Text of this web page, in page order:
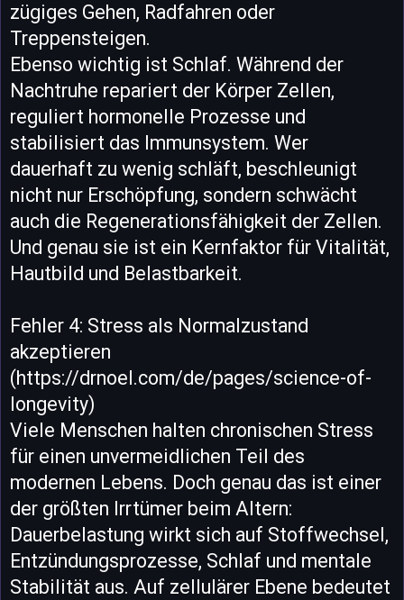
zügiges Gehen, Radfahren oder
Treppensteigen.
Ebenso wichtig ist Schlaf. Während der
Nachtruhe repariert der Körper Zellen,
reguliert hormonelle Prozesse und
stabilisiert das Immunsystem. Wer
dauerhaft zu wenig schläft, beschleunigt
nicht nur Erschöpfung, sondern schwächt
auch die Regenerationsfähigkeit der Zellen.
Und genau sie ist ein Kernfaktor für Vitalität,
Hautbild und Belastbarkeit.
Fehler 4: Stress als Normalzustand
akzeptieren
(https://drnoel.com/de/pages/science-of-
longevity)
Viele Menschen halten chronischen Stress
für einen unvermeidlichen Teil des
modernen Lebens. Doch genau das ist einer
der größten Irrtümer beim Altern:
Dauerbelastung wirkt sich auf Stoffwechsel,
Entzündungsprozesse, Schlaf und mentale
Stabilität aus. Auf zellulärer Ebene bedeutet